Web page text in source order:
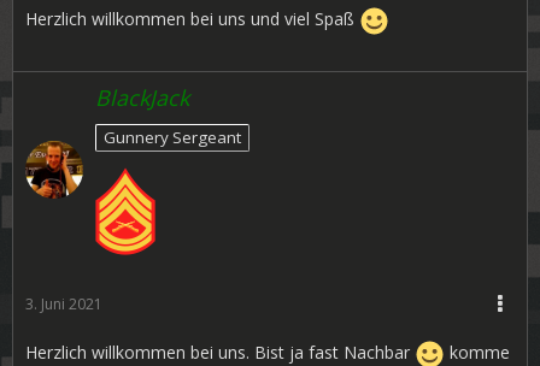
Herzlich willkommen bei uns und viel Spaß
BlackJack
Gunnery Sergeant
3. Juni 2021
Herzlich willkommen bei uns. Bist ja fast Nachbar
komme